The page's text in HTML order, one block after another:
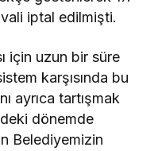
iptal edilmişti.
için uzun bir süre
karşısında bu
ayrıca tartışmak
dönemde
Belediyemizin